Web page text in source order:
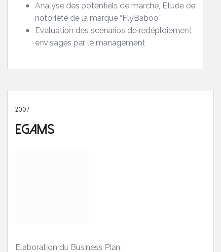
Analyse des potentiels de marché, Etude de
notoriété de la marque “FlyBaboo”
Evaluation des scénarios de redéploiement
envisagés par le management
2007
Egams
Elaboration du Business Plan: